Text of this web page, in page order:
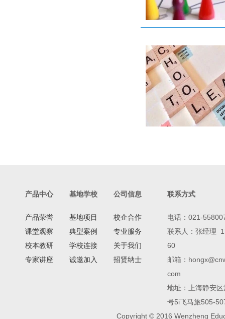
产品中心
产品荣誉
课堂观察
校本教研
专家讲座
基地学校
基地项目
典型案例
学校连接
诚邀加入
公司信息
校企合作
专业服务
关于我们
招贤纳士
联系方式
电话：021-
联系人：张经理
60
邮箱：
com
地址：上海静安
号5i飞马旅505-
Copyright © 2016 Wenzheng